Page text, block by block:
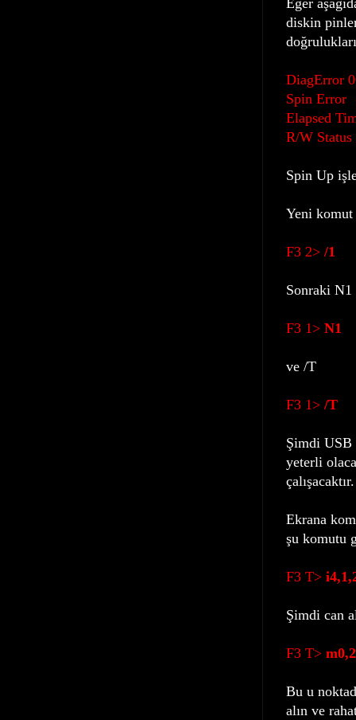
diskin
DiagError
Spin Error
Elapsed
R/W
Spin Up
Yeni komut
F3 2> /1
Sonraki N1
F3 1> N1
ve /T
F3 1> /T
Şimdi USB
yeterli
çalışacaktır.
Ekrana
şu komutu
F3 T>
Şimdi can
F3 T>
Bu u
alın ve